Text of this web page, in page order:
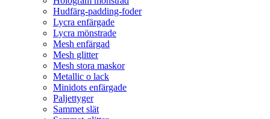
Hudfärg-padding-foder
Lycra enfärgade
Lycra mönstrade
Mesh enfärgad
Mesh glitter
Mesh stora maskor
Metallic o lack
Minidots enfärgade
Paljettyger
Sammet slät